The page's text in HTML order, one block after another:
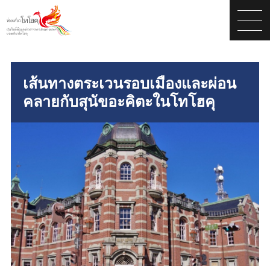
เส้นทางตระเวนรอบเมืองและผ่อน
คลายกับสุนัขอะคิตะในโทโฮคุ